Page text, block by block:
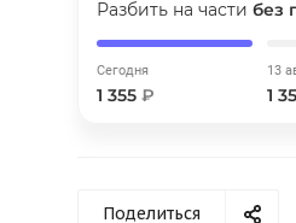
Разбить на части без
Сегодня
1 355 ₽
13
1
Поделиться
в корзину